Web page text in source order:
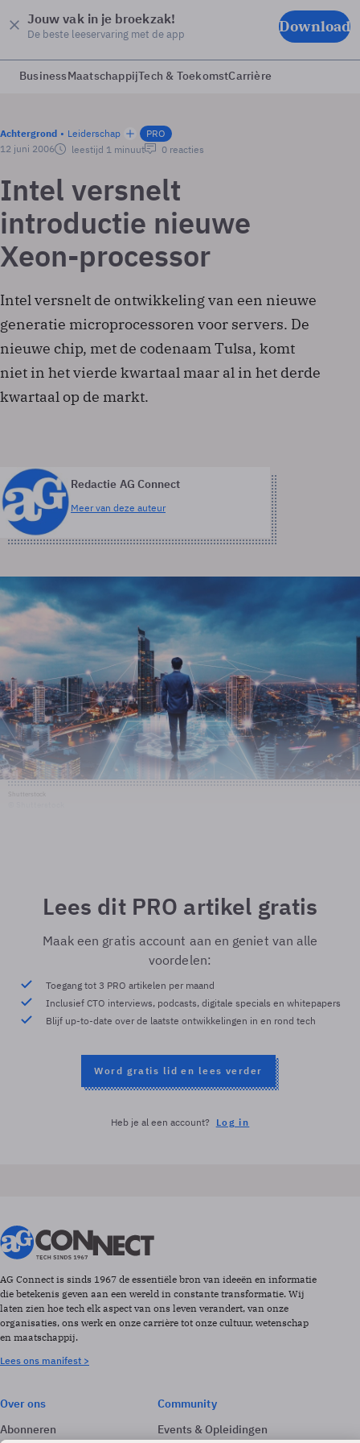
Jouw vak in je broekzak!
De beste leeservaring met de app Download
BusinessMaatschappijTech & ToekomstCarrière
Achtergrond Leiderschap
PRO
12 juni 2006
leestijd 1 minuut 0 reacties
Intel versnelt
introductie nieuwe
Xeon-processor
Intel versnelt de ontwikkeling van een nieuwe
generatie microprocessoren voor servers. De
nieuwe chip, met de codenaam Tulsa, komt
niet in het vierde kwartaal maar al in het derde
kwartaal op de markt.
Redactie AG Connect
Meer van deze auteur
Lees dit PRO artikel gratis
Maak een gratis account aan en geniet van alle
voordelen:
Toegang tot 3 PRO artikelen per maand
Inclusief CTO interviews, podcasts, digitale specials en whitepapers
Blijf up-to-date over de laatste ontwikkelingen in en rond tech
Word gratis lid en lees verder
Heb je al een account? Log in
AG Connect is sinds 1967 de essentiële bron van ideeën en informatie
die betekenis geven aan een wereld in constante transformatie. Wij
laten zien hoe tech elk aspect van ons leven verandert, van onze
organisaties, ons werk en onze carrière tot onze cultuur, wetenschap
en maatschappij.
Lees ons manifest >
Over ons
Abonneren
Community
Events & Opleidingen